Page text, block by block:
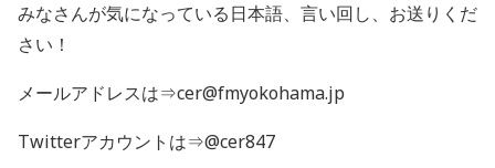
みなさんが気になっている日本語、言い回し、お送りくだ
さい！
メールアドレスは⇒cer@fmyokohama.jp
Twitterアカウントは⇒@cer847